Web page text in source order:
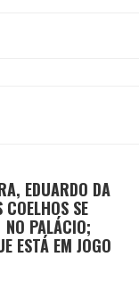
EDUARDO DA
COELHOS SE
PALÁCIO;
ESTÁ EM JOGO